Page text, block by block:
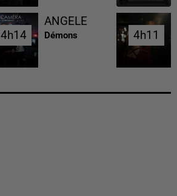
4h14
4h14
ANGELE
Démons 4h11
4h11